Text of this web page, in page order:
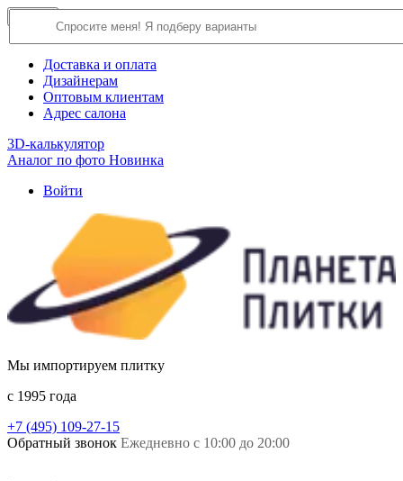
О компании
Доставка и оплата
Дизайнерам
Оптовым клиентам
Адрес салона
3D-калькулятор
Аналог по фото Новинка
Войти
Мы импортируем плитку
c 1995 года
+7 (495) 109-27-15
Обратный звонок Ежедневно с 10:00 до 20:00